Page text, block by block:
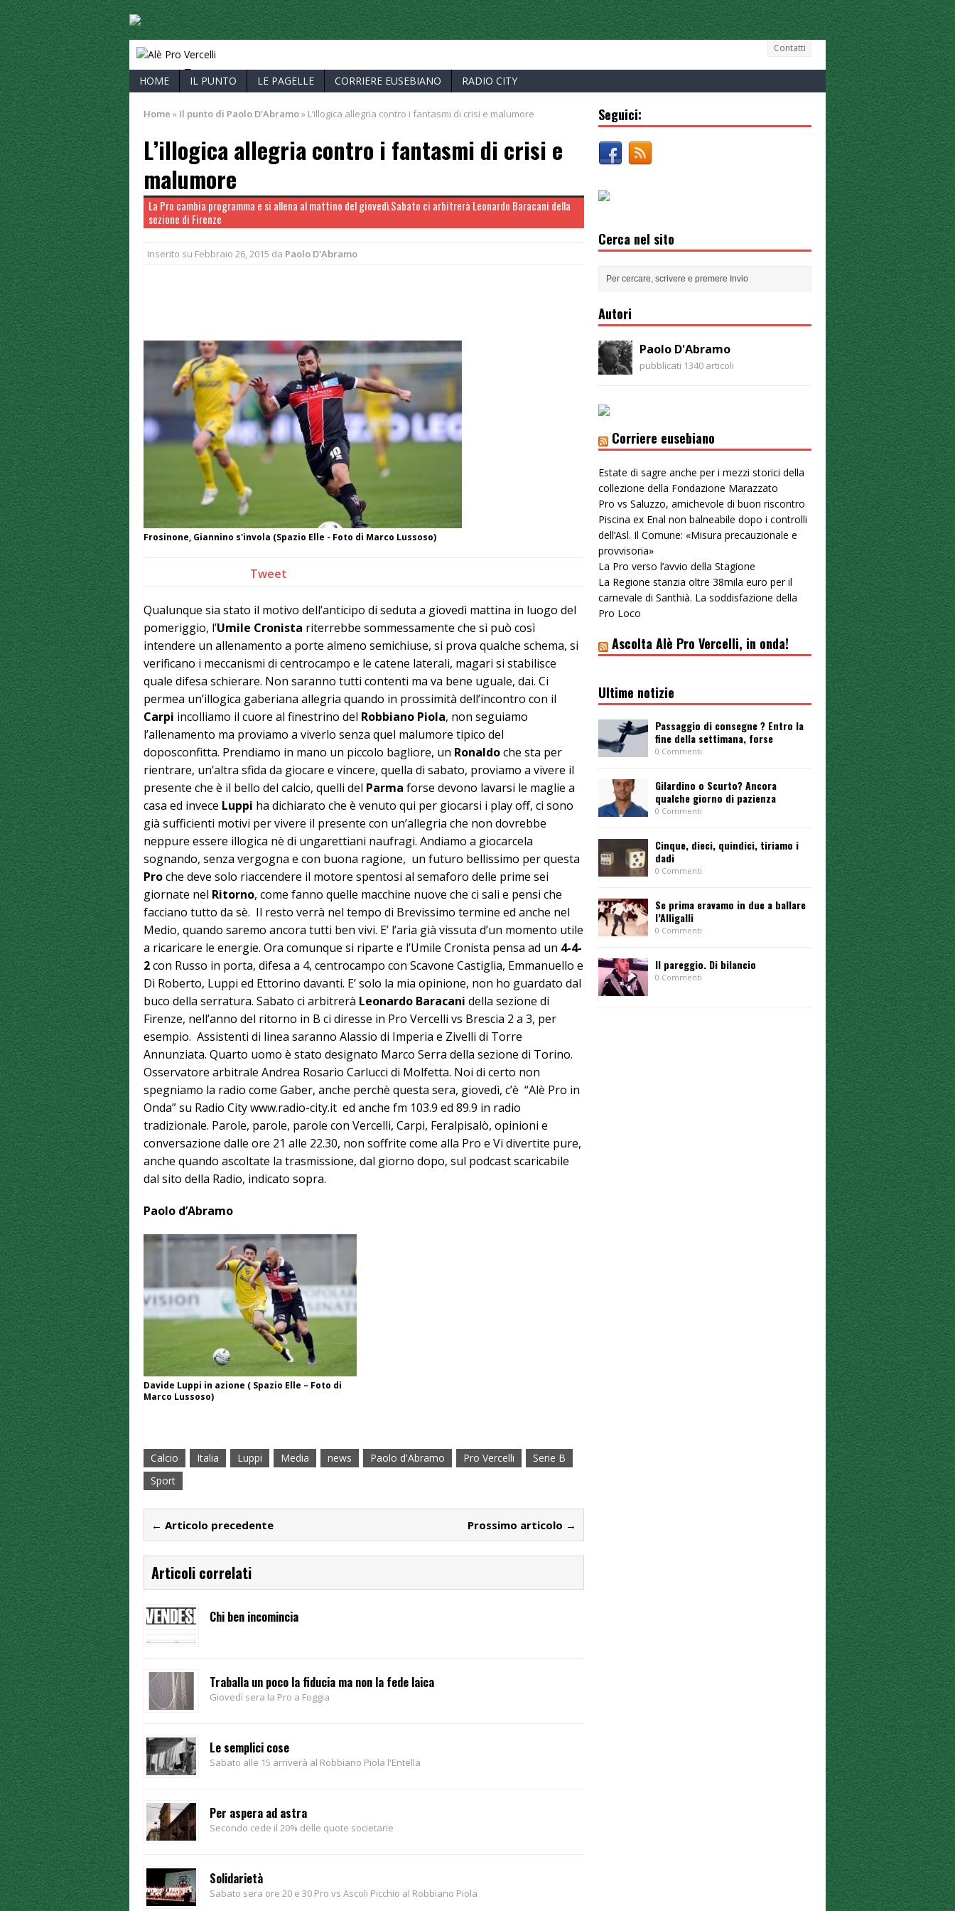
Contatti
ALÈ PRO VERCELLI
HOME IL PUNTO LE PAGELLE CORRIERE EUSEBIANO RADIO CITY
Home » Il punto di Paolo D'Abramo» L’illogica allegria contro i fantasmi di crisi e malumore
L’illogica allegria contro i fantasmi di crisi e
malumore
La Pro cambia programma e si allena al mattino del giovedì.Sabato ci arbitrerà Leonardo Baracani della
sezione di Firenze
Inserito su Febbraio 26, 2015 da Paolo D'Abramo
Frosinone, Giannino s'invola (Spazio Elle - Foto di Marco Lussoso)
Tweet
Qualunque sia stato il motivo dell’anticipo di seduta a giovedì mattina in luogo del
pomeriggio, l’Umile Cronista riterrebbe sommessamente che si può così
intendere un allenamento a porte almeno semichiuse, si prova qualche schema, si
verificano i meccanismi di centrocampo e le catene laterali, magari si stabilisce
quale difesa schierare. Non saranno tutti contenti ma va bene uguale, dai. Ci
permea un’illogica gaberiana allegria quando in prossimità dell’incontro con il
Carpi incolliamo il cuore al finestrino del Robbiano Piola, non seguiamo
l’allenamento ma proviamo a viverlo senza quel malumore tipico del
doposconfitta. Prendiamo in mano un piccolo bagliore, un Ronaldoche sta per
rientrare, un’altra sfida da giocare e vincere, quella di sabato, proviamo a vivere il
presente che è il bello del calcio, quelli del Parma forse devono lavarsi le maglie a
casa ed invece Luppi ha dichiarato che è venuto qui per giocarsi i play off, ci sono
già sufficienti motivi per vivere il presente con un’allegria che non dovrebbe
neppure essere illogica nè di ungarettiani naufragi. Andiamo a giocarcela
sognando, senza vergogna e con buona ragione, un futuro bellissimo per questa
Proche deve solo riaccendere il motore spentosi al semaforo delle prime sei
giornate nel Ritorno, come fanno quelle macchine nuove che ci sali e pensi che
facciano tutto da sè. Il resto verrà nel tempo di Brevissimo termine ed anche nel
Medio, quando saremo ancora tutti ben vivi. E’ l’aria già vissuta d’un momento utile
a ricaricare le energie. Ora comunque si riparte e l’Umile Cronista pensa ad un 4-4-
2con Russo in porta, difesa a 4, centrocampo con Scavone Castiglia, Emmanuello e
Di Roberto, Luppi ed Ettorino davanti. E’ solo la mia opinione, non ho guardato dal
buco della serratura. Sabato ci arbitrerà Leonardo Baracani della sezione di
Firenze, nell’anno del ritorno in B ci diresse in Pro Vercelli vs Brescia 2 a 3, per
esempio. Assistenti di linea saranno Alassio di Imperia e Zivelli di Torre
Annunziata. Quarto uomo è stato designato Marco Serra della sezione di Torino.
Osservatore arbitrale Andrea Rosario Carlucci di Molfetta. Noi di certo non
spegniamo la radio come Gaber, anche perchè questa sera, giovedì, c’è “Alè Pro in
Onda” su Radio City www.radio-city.it ed anche fm 103.9 ed 89.9 in radio
tradizionale. Parole, parole, parole con Vercelli, Carpi, Feralpisalò, opinioni e
conversazione dalle ore 21 alle 22.30, non soffrite come alla Pro e Vi divertite pure,
anche quando ascoltate la trasmissione, dal giorno dopo, sul podcast scaricabile
dal sito della Radio, indicato sopra.
Paolo d’Abramo
Davide Luppi in azione ( Spazio Elle – Foto di
Marco Lussoso)
Calcio Italia Luppi Media news Paolo d'Abramo Pro Vercelli
Serie B
Sport
← Articolo precedente Prossimo articolo →
Articoli correlati
Chi ben incomincia
Traballa un poco la fiducia ma non la fede laica
Giovedì sera la Pro a Foggia
Le semplici cose
Sabato alle 15 arriverà al Robbiano Piola l'Entella
Per aspera ad astra
Secondo cede il 20% delle quote societarie
Solidarietà
Sabato sera ore 20 e 30 Pro vs Ascoli Picchio al Robbiano Piola
Seguici:
Cerca nel sito
Autori
Paolo D'Abramo
pubblicati 1340 articoli
Corriere eusebiano
Estate di sagre anche per i mezzi storici della
collezione della Fondazione Marazzato
Pro vs Saluzzo, amichevole di buon riscontro
Piscina ex Enal non balneabile dopo i controlli
dell’Asl. Il Comune: «Misura precauzionale e
provvisoria»
La Pro verso l’avvio della Stagione
La Regione stanzia oltre 38mila euro per il
carnevale di Santhià. La soddisfazione della
Pro Loco
Ascolta Alè Pro Vercelli, in onda!
Ultime notizie
Passaggio di consegne ? Entro la
fine della settimana, forse
0 Commenti
Gilardino o Scurto? Ancora
qualche giorno di pazienza
0 Commenti
Cinque, dieci, quindici, tiriamo i
dadi
0 Commenti
Se prima eravamo in due a ballare
l’Alligalli
0 Commenti
Il pareggio. Di bilancio
0 Commenti